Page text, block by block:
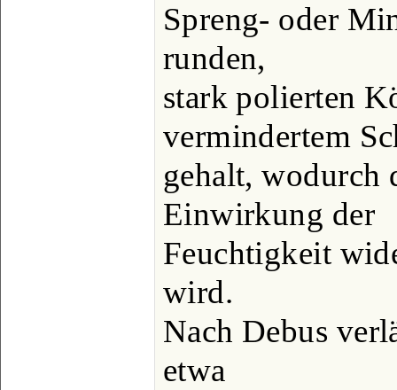
Spreng- oder
runden,
stark polierten
vermindertem
gehalt, wodurch
Einwirkung der
Feuchtigkeit
wird.
Nach Debus
etwa